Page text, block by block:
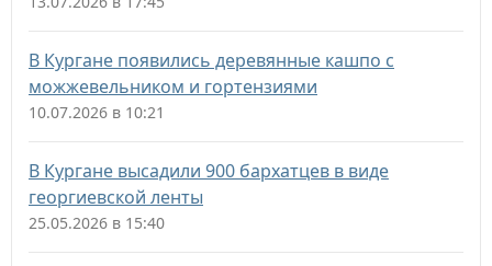
В Кургане появились деревянные кашпо с
можжевельником и гортензиями
10.07.2026 в 10:21
В Кургане высадили 900 бархатцев в виде
георгиевской ленты
25.05.2026 в 15:40